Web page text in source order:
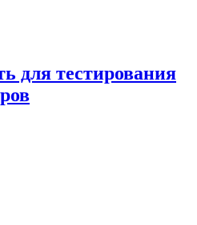
для тестирования